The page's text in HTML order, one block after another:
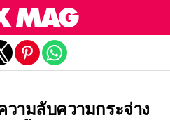
ามลับความกระจ่าง
version